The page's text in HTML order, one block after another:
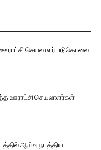
ஊராட்சி செயலாளர் படுகொலை
ஊராட்சி செயலாளர்கள்
ஆய்வு நடத்திய